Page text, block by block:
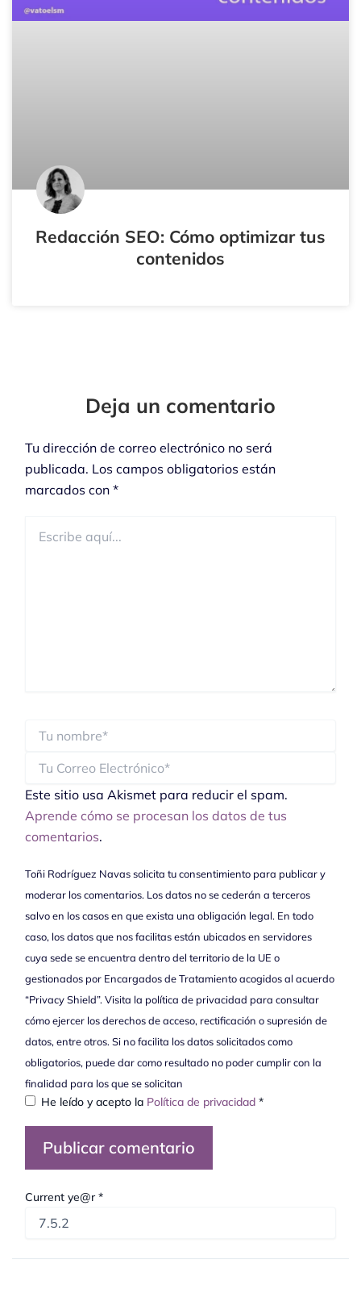
Redacción SEO: Cómo optimizar tus
contenidos
Deja un comentario
Tu dirección de correo electrónico no será
publicada. Los campos obligatorios están
marcados con *
aquí...
Este sitio usa Akismet para reducir el spam.
Aprende cómo se procesan los datos de tus
comentarios.
Toñi Rodríguez Navas solicita tu consentimiento para publicar y
moderar los comentarios. Los datos no se cederán a terceros
salvo en los casos en que exista una obligación legal. En todo
caso, los datos que nos facilitas están ubicados en servidores
cuya sede se encuentra dentro del territorio de la UE o
gestionados por Encargados de Tratamiento acogidos al acuerdo
“Privacy Shield”. Visita la política de privacidad para consultar
cómo ejercer los derechos de acceso, rectificación o supresión de
datos, entre otros. Si no facilita los datos solicitados como
obligatorios, puede dar como resultado no poder cumplir con la
finalidad para los que se solicitan
He leído y acepto la Política de privacidad *
Current ye@r*